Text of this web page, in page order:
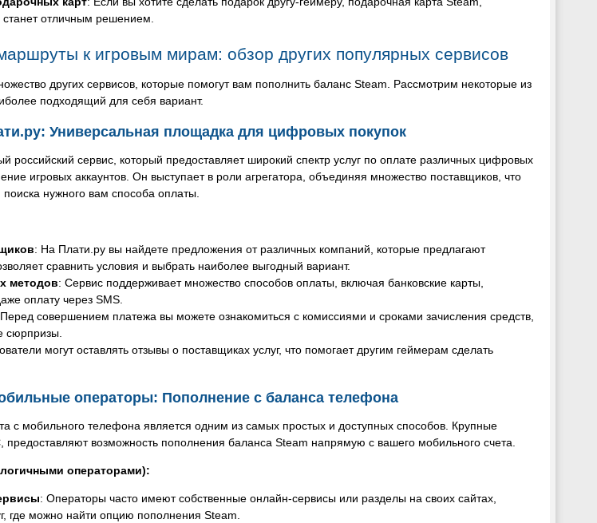
отличным решением.
к игровым мирам: обзор других популярных сервисов
других сервисов, которые помогут вам пополнить баланс Steam. Рассмотрим некоторые из
подходящий для себя вариант.
Универсальная площадка для цифровых покупок
российский сервис, который предоставляет широкий спектр услуг по оплате различных цифровых
игровых аккаунтов. Он выступает в роли агрегатора, объединяя множество поставщиков, что
нужного вам способа оплаты.
: На Плати.ру вы найдете предложения от различных компаний, которые предлагают
сравнить условия и выбрать наиболее выгодный вариант.
методов: Сервис поддерживает множество способов оплаты, включая банковские карты,
оплату через SMS.
совершением платежа вы можете ознакомиться с комиссиями и сроками зачисления средств,
сюрпризы.
могут оставлять отзывы о поставщиках услуг, что помогает другим геймерам сделать
операторы: Пополнение с баланса телефона
с мобильного телефона является одним из самых простых и доступных способов. Крупные
, предоставляют возможность пополнения баланса Steam напрямую с вашего мобильного счета.
операторами):
: Операторы часто имеют собственные онлайн-сервисы или разделы на своих сайтах,
где можно найти опцию пополнения Steam.